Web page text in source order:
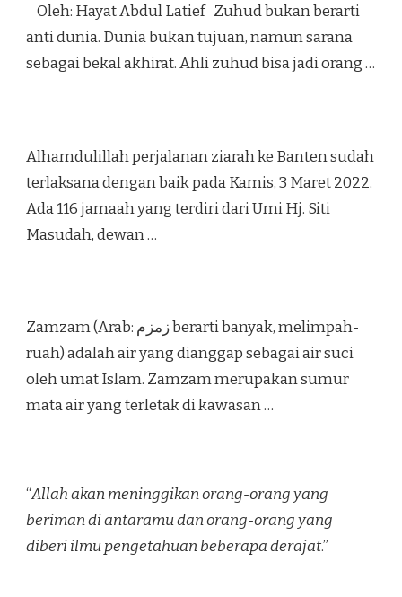
Oleh: Hayat Abdul Latief Zuhud bukan berarti
anti dunia. Dunia bukan tujuan, namun sarana
sebagai bekal akhirat. Ahli zuhud bisa jadi orang …
Alhamdulillah perjalanan ziarah ke Banten sudah
terlaksana dengan baik pada Kamis, 3 Maret 2022.
Ada 116 jamaah yang terdiri dari Umi Hj. Siti
Masudah, dewan …
Zamzam (Arab: زمزم‎ berarti banyak, melimpah-
ruah) adalah air yang dianggap sebagai air suci
oleh umat Islam. Zamzam merupakan sumur
mata air yang terletak di kawasan …
“Allah akan meninggikan orang-orang yang
beriman di antaramu dan orang-orang yang
diberi ilmu pengetahuan beberapa derajat.”